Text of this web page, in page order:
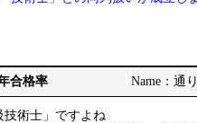
合格率 Name：通
技術士」ですよね